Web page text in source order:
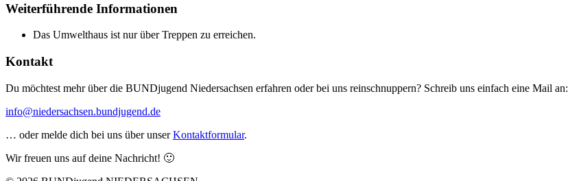
Weiterführende Informationen
Das Umwelthaus ist nur über Treppen zu erreichen.
Kontakt
Du möchtest mehr über die BUNDjugend Niedersachsen erfahren oder bei uns reinschnuppern? Schreib uns einfach eine Mail an:
info@niedersachsen.bundjugend.de
… oder melde dich bei uns über unserKontaktformular.
Wir freuen uns auf deine Nachricht! 🙂